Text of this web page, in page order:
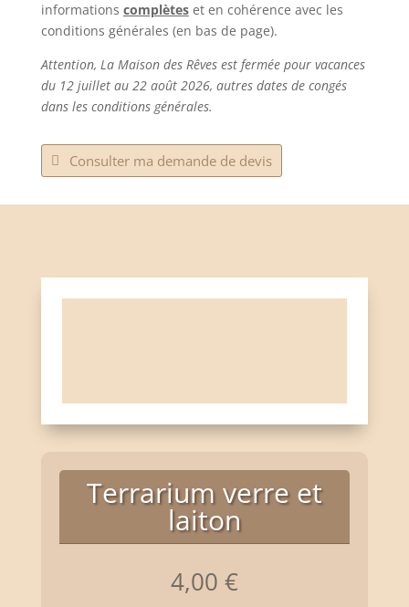
informations complètes et en cohérence avec les
conditions générales (en bas de page).
Attention, La Maison des Rêves est fermée pour vacances
du 12 juillet au 22 août 2026, autres dates de congés
dans les conditions générales.
Consulter ma demande de devis
Terrarium verre et
laiton
4,00 €